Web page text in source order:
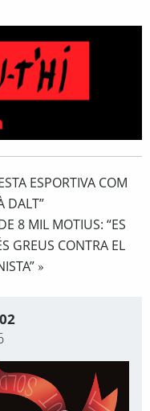
ESPORTIVA COM
DALT”
8 MIL MOTIUS: “ES
GREUS CONTRA EL
»